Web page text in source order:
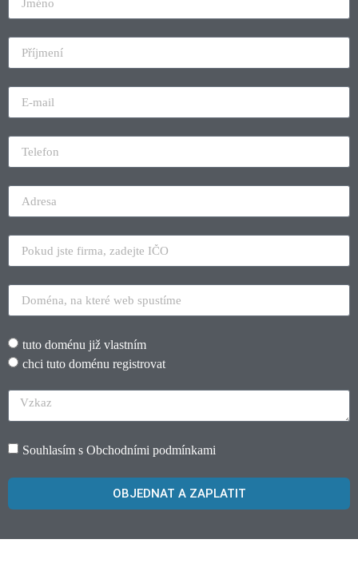
tuto doménu již vlastním
chci tuto doménu registrovat
Souhlasím s Obchodními podmínkami
OBJEDNAT A ZAPLATIT